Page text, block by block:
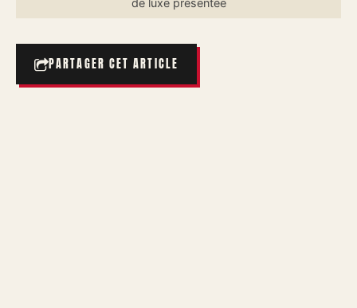
de luxe présentée
PARTAGER CET ARTICLE